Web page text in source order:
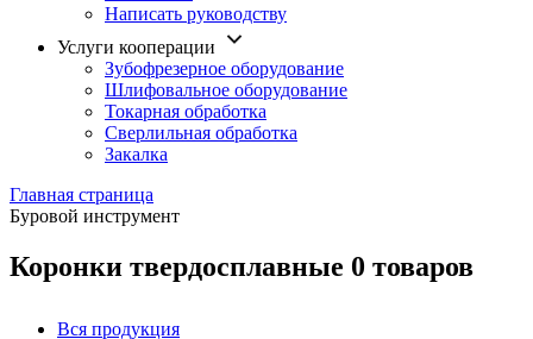
Написать руководству
Услуги кооперации
Зубофрезерное оборудование
Шлифовальное оборудование
Токарная обработка
Cверлильная обработка
Закалка
Главная страница
Буровой инструмент
Коронки твердосплавные 0 товаров
Вся продукция